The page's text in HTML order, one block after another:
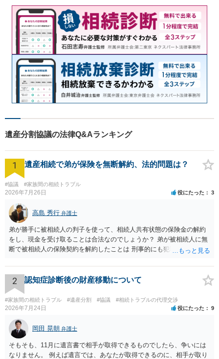
ます。
遺産分割協議の法律Q&Aランキング
1 遺産相続で弟が保険を無断解約、法的問題は？
#協議 #家族間の相続トラブル
2026年7月26日 役にたった 3
高島 秀行 弁護士
弟が勝手に被相続人の判子を使って、相続人共有状態の保険金の解約
をし、現金を受け取ることは合法なのでしょうか？ 弟が被相続人に無
断で被相続人の保険契約を解約したことは 刑事的にも犯罪となる可能
された書類のコピーを取得して、弁護士に面談で詳しい事情を話して
相談 されたら良いと思います。
2 認知症診断後の財産移動について
#家族間の相続トラブル #遺産分割 #協議 #相続トラブルの代理交渉
2026年7月24日 役にたった 9
岡田 晃朝 弁護士
そもそも、11月に遺言書で相手が取得できるものでしたら、争いには
なりません。 例えば遺言では、あなたが取得できるのに、相手が取り